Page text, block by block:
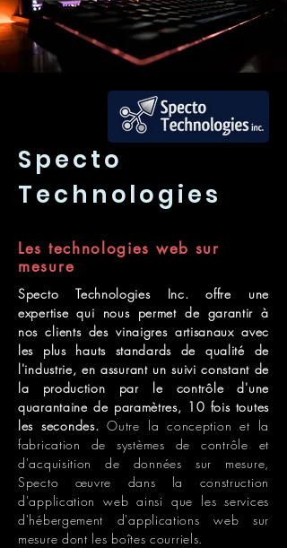
Specto
Technologies
Les technologies web sur
mesure
Specto Technologies Inc. offre une
expertise qui nous permet de garantir à
nos clients des vinaigres artisanaux avec
les plus hauts standards de qualité de
l'industrie, en assurant un suivi constant de
la production par le contrôle d'une
quarantaine de paramètres, 10 fois toutes
les secondes.Outre la conception et la
fabrication de systèmes de contrôle et
d'acquisition de données sur mesure,
Specto œuvre dans la construction
d'application web ainsi que les services
d'hébergement d'applications web sur
mesure dont les boîtes courriels.